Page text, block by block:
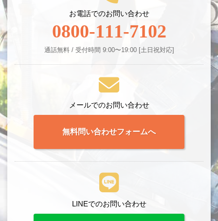
お電話でのお問い合わせ
0800-111-7102
通話無料 / 受付時間 9:00〜19:00 [土日祝対応]
メールでのお問い合わせ
無料問い合わせフォームへ
LINEでのお問い合わせ